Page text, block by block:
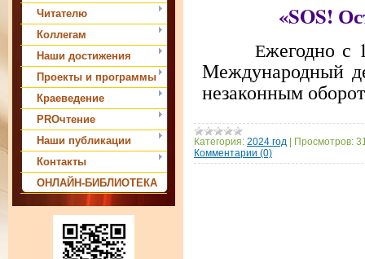
Читателю
Коллегам
Наши достижения
Проекты и программы
Краеведение
PROчтение
Наши публикации
Контакты
ОНЛАЙН-БИБЛИОТЕКА
«SOS!
Ежегодно с
Международный
незаконным
Категория: 2024 год Просмотров:
Комментарии (0)